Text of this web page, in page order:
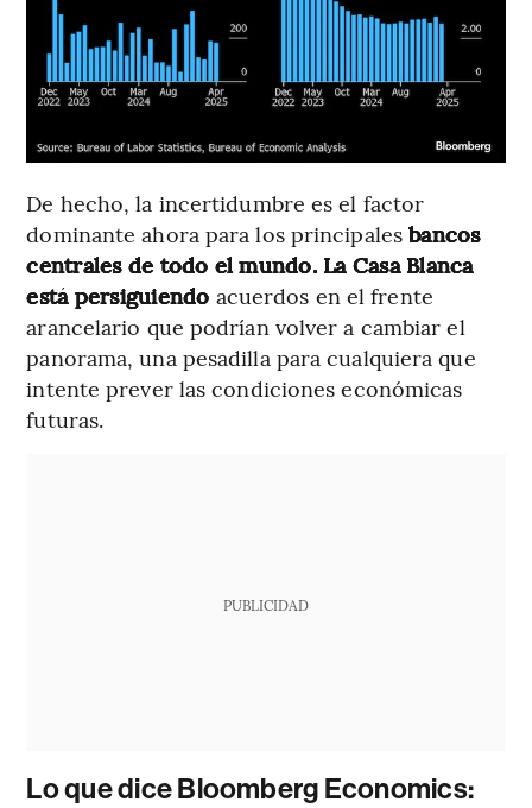
De hecho, la incertidumbre es el factor
dominante ahora para los principalesbancos
centrales de todo el mundo. La Casa Blanca
está persiguiendo acuerdos en el frente
arancelario que podrían volver a cambiar el
panorama, una pesadilla para cualquiera que
intente prever las condiciones económicas
futuras.
PUBLICIDAD
Lo que dice Bloomberg Economics: